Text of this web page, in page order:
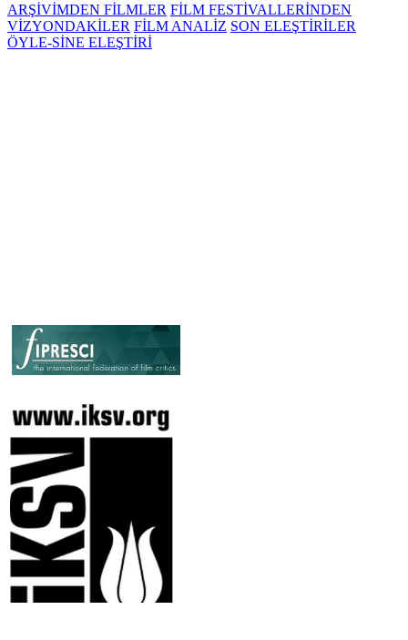
ARŞİVİMDEN FİLMLER FİLM FESTİVALLERİNDEN
VİZYONDAKİLER FİLM ANALİZ SON ELEŞTİRİLER
ÖYLE-SİNE ELEŞTİRİ